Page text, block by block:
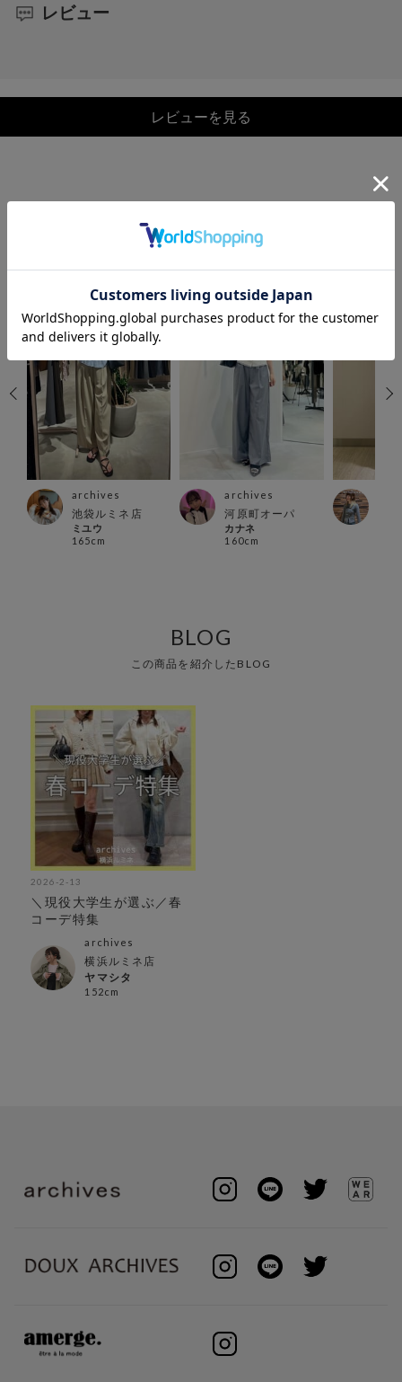
レビュー
レビューを見る
COORDINATE
この商品を使ったCOORDINATE
archives
池袋ルミネ店
ミユウ
165cm
archives
河原町オーパ
カナネ
160cm
BLOG
この商品を紹介したBLOG
2026-2-13
＼現役大学生が選ぶ／春
コーデ特集
archives
横浜ルミネ店
ヤマシタ
152cm